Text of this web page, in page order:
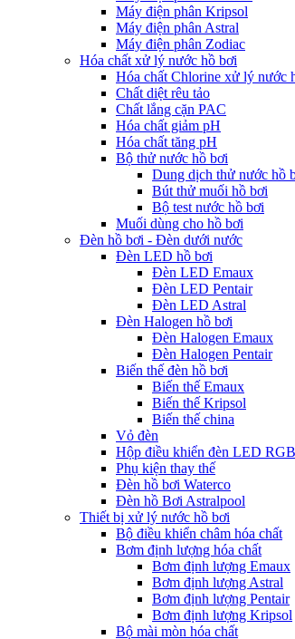
Máy điện phân Kripsol
Máy điện phân Astral
Máy điện phân Zodiac
Hóa chất xử lý nước hồ bơi
Hóa chất Chlorine xử lý nước
Chất diệt rêu tảo
Chất lắng cặn PAC
Hóa chất giảm pH
Hóa chất tăng pH
Bộ thử nước hồ bơi
Dung dịch thử nước hồ
Bút thử muối hồ bơi
Bộ test nước hồ bơi
Muối dùng cho hồ bơi
Đèn hồ bơi - Đèn dưới nước
Đèn LED hồ bơi
Đèn LED Emaux
Đèn LED Pentair
Đèn LED Astral
Đèn Halogen hồ bơi
Đèn Halogen Emaux
Đèn Halogen Pentair
Biến thế đèn hồ bơi
Biến thế Emaux
Biến thế Kripsol
Biến thế china
Vỏ đèn
Hộp điều khiển đèn LED RGB
Phụ kiện thay thế
Đèn hồ bơi Waterco
Đèn hồ Bơi Astralpool
Thiết bị xử lý nước hồ bơi
Bộ điều khiển châm hóa chất
Bơm định lượng hóa chất
Bơm định lượng Emaux
Bơm định lượng Astral
Bơm định lượng Pentair
Bơm định lượng Kripsol
Bộ mài mòn hóa chất